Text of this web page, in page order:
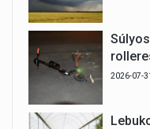
2026-07-